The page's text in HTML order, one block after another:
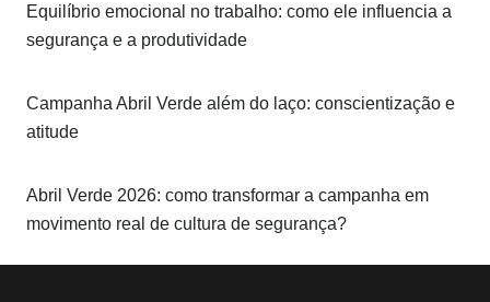
Equilíbrio emocional no trabalho: como ele influencia a
segurança e a produtividade
Campanha Abril Verde além do laço: conscientização e
atitude
Abril Verde 2026: como transformar a campanha em
movimento real de cultura de segurança?